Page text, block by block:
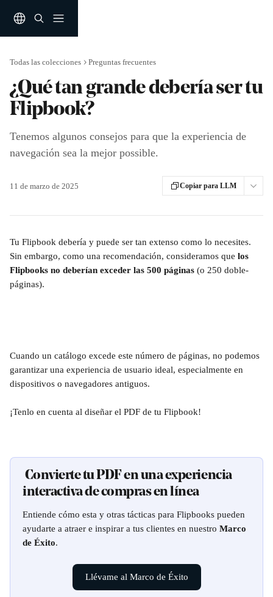
Todas las colecciones Preguntas frecuentes
¿Qué tan grande debería ser tu
Flipbook?
Tenemos algunos consejos para que la experiencia de
navegación sea la mejor possible.
11 de marzo de 2025 Copiar para LLM
Tu Flipbook debería y puede ser tan extenso como lo necesites.
Sin embargo, como una recomendación, consideramos que los
Flipbooks no deberían exceder las 500 páginas (o 250 doble-
páginas).
Cuando un catálogo excede este número de páginas, no podemos
garantizar una experiencia de usuario ideal, especialmente en
dispositivos o navegadores antiguos.
¡Tenlo en cuenta al diseñar el PDF de tu Flipbook!
Convierte tu PDF en una experiencia
interactiva de compras en línea
Entiende cómo esta y otras tácticas para Flipbooks pueden
ayudarte a atraer e inspirar a tus clientes en nuestro Marco
de Éxito.
Llévame al Marco de Éxito